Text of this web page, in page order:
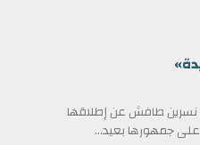
طافش عن إطلاقها
جمهورها بعيد...